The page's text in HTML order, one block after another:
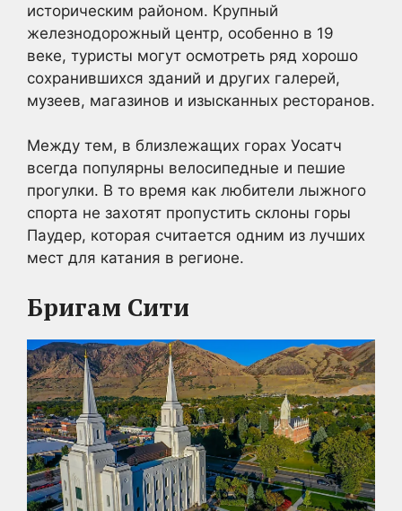
историческим районом. Крупный
железнодорожный центр, особенно в 19
веке, туристы могут осмотреть ряд хорошо
сохранившихся зданий и других галерей,
музеев, магазинов и изысканных ресторанов.
Между тем, в близлежащих горах Уосатч
всегда популярны велосипедные и пешие
прогулки. В то время как любители лыжного
спорта не захотят пропустить склоны горы
Паудер, которая считается одним из лучших
мест для катания в регионе.
Бригам Сити